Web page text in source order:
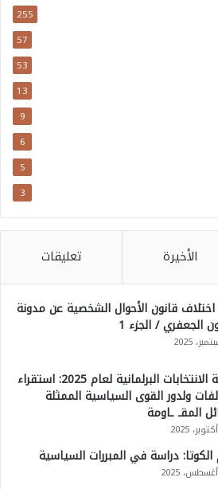
255
57
53
13
9
6
5
3
الأخيرة تعليقات
قانون الأحوال الشخصية عن مدونة
الجعفري / الجزء 1
خارطة الانتخابات البرلمانية لعام 2025: استقراء
ولدور القوى السياسية الممثلة
المقـ ـاومة
دراسة في المبررات السياسية